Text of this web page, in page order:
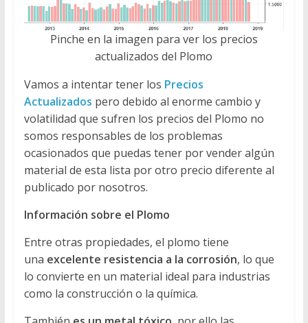
Pinche en la imagen para ver los precios
actualizados del Plomo
Vamos a intentar tener los Precios
Actualizados pero debido al enorme cambio y
volatilidad que sufren los precios del Plomo no
somos responsables de los problemas
ocasionados que puedas tener por vender algún
material de esta lista por otro precio diferente al
publicado por nosotros.
Información sobre el Plomo
Entre otras propiedades, el plomo tiene
una excelente resistencia a la corrosión, lo que
lo convierte en un material ideal para industrias
como la construcción o la química.